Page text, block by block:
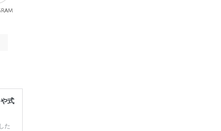
式
た